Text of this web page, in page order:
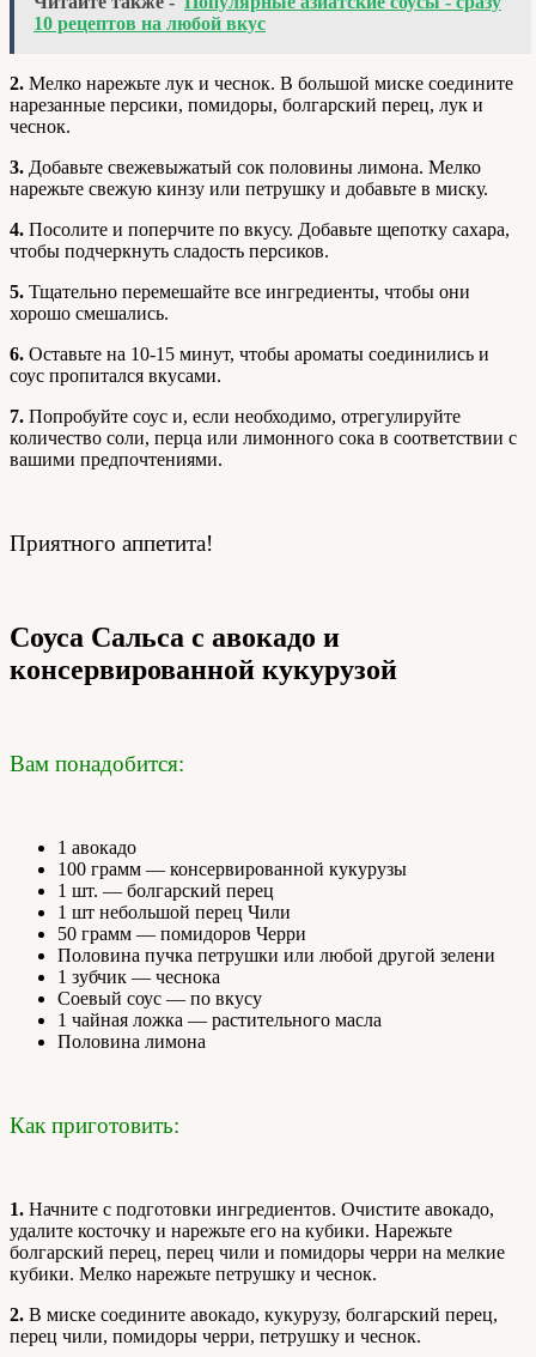
10 рецептов на любой вкус
2. Мелко нарежьте лук и чеснок. В большой миске соедините
нарезанные персики, помидоры, болгарский перец, лук и
чеснок.
3. Добавьте свежевыжатый сок половины лимона. Мелко
нарежьте свежую кинзу или петрушку и добавьте в миску.
4. Посолите и поперчите по вкусу. Добавьте щепотку сахара,
чтобы подчеркнуть сладость персиков.
5. Тщательно перемешайте все ингредиенты, чтобы они
хорошо смешались.
6. Оставьте на 10-15 минут, чтобы ароматы соединились и
соус пропитался вкусами.
7. Попробуйте соус и, если необходимо, отрегулируйте
количество соли, перца или лимонного сока в соответствии с
вашими предпочтениями.
Приятного аппетита!
Соуса Сальса с авокадо и
консервированной кукурузой
Вам понадобится:
1 авокадо
100 грамм — консервированной кукурузы
1 шт. — болгарский перец
1 шт небольшой перец Чили
50 грамм — помидоров Черри
Половина пучка петрушки или любой другой зелени
1 зубчик — чеснока
Соевый соус — по вкусу
1 чайная ложка — растительного масла
Половина лимона
Как приготовить:
1. Начните с подготовки ингредиентов. Очистите авокадо,
удалите косточку и нарежьте его на кубики. Нарежьте
болгарский перец, перец чили и помидоры черри на мелкие
кубики. Мелко нарежьте петрушку и чеснок.
2. В миске соедините авокадо, кукурузу, болгарский перец,
перец чили, помидоры черри, петрушку и чеснок.